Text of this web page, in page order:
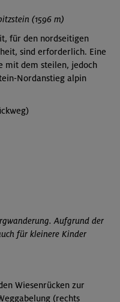
(1596 m)
für den nordseitigen
sind erforderlich. Eine
mit dem steilen, jedoch
Nordanstieg alpin
Aufgrund der
für kleinere Kinder
Wiesenrücken zur
(rechts